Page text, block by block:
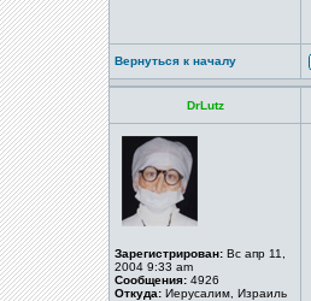
Вернуться к началу
DrLutz
Зарегистрирован: Вс апр 11,
2004 9:33 am
Сообщения: 4926
Откуда: Иерусалим, Израиль